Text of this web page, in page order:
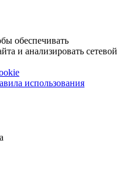
обеспечивать
и анализировать сетевой
использования